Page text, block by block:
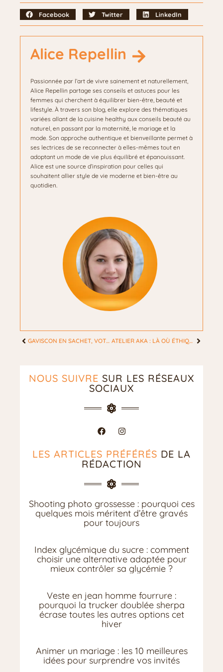
Facebook Twitter LinkedIn
Alice Repellin
Passionnée par l’art de vivre sainement et naturellement,
Alice Repellin partage ses conseils et astuces pour les
femmes qui cherchent à équilibrer bien-être, beauté et
lifestyle. À travers son blog, elle explore des thématiques
variées allant de la cuisine healthy aux conseils beauté au
naturel, en passant par la maternité, le mariage et la
mode. Son approche authentique et bienveillante permet à
ses lectrices de se reconnecter à elles-mêmes tout en
adoptant un mode de vie plus équilibré et épanouissant.
Alice est une source d’inspiration pour celles qui
souhaitent allier style de vie moderne et bien-être au
quotidien.
GAVISCON EN SACHET, VOTRE ALLIÉ CONTRE LES BRÛLURES D’ESTOMAC ATELIER AKA : LÀ OÙ ÉTHIQUE ET ESTHÉTIQUE FUSIONNENT
NOUS SUIVRE SUR LES RÉSEAUX
SOCIAUX
LES ARTICLES PRÉFÉRÉS DE LA
RÉDACTION
Shooting photo grossesse : pourquoi ces
quelques mois méritent d’être gravés
pour toujours
Index glycémique du sucre : comment
choisir une alternative adaptée pour
mieux contrôler sa glycémie ?
Veste en jean homme fourrure :
pourquoi la trucker doublée sherpa
écrase toutes les autres options cet
hiver
Animer un mariage : les 10 meilleures
idées pour surprendre vos invités